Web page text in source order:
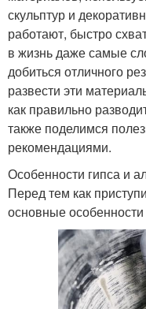
скульптур и
работают, быстро
в жизнь даже самые
добиться отличного
развести эти
как правильно
также поделимся
рекомендациями.
Особенности гипса и
Перед тем как
основные